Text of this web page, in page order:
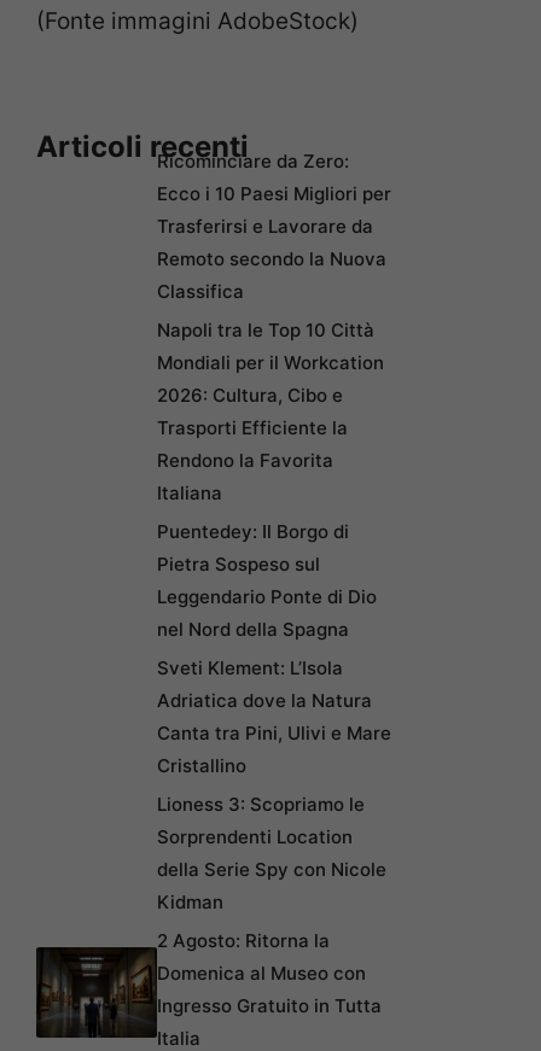
(Fonte immagini AdobeStock)
Articoli recentiRicominciare da Zero:
Ecco i 10 Paesi Migliori per
Trasferirsi e Lavorare da
Remoto secondo la Nuova
Classifica
Napoli tra le Top 10 Città
Mondiali per il Workcation
2026: Cultura, Cibo e
Trasporti Efficiente la
Rendono la Favorita
Italiana
Puentedey: Il Borgo di
Pietra Sospeso sul
Leggendario Ponte di Dio
nel Nord della Spagna
Sveti Klement: L’Isola
Adriatica dove la Natura
Canta tra Pini, Ulivi e Mare
Cristallino
Lioness 3: Scopriamo le
Sorprendenti Location
della Serie Spy con Nicole
Kidman
2 Agosto: Ritorna la
Domenica al Museo con
Ingresso Gratuito in Tutta
Italia